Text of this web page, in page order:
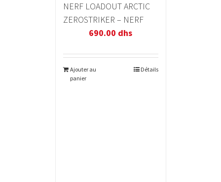
NERF LOADOUT ARCTIC
ZEROSTRIKER – NERF
690.00 dhs
Ajouter au
panier
Détails